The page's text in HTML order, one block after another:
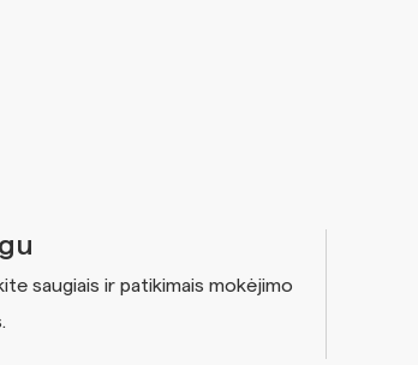
saugiais ir patikimais mokėjimo